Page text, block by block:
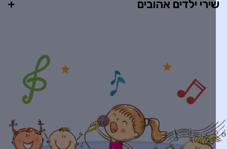
ילדים אהובים